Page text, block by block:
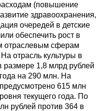
(повышение
здравоохранения,
очередей в детские
обеспечить рост в
отраслевым сферам
отрасль культуры в
1,8 млрд рублей
на 290 млн. На
615 млн
текущего года. По
рублей против 364 в